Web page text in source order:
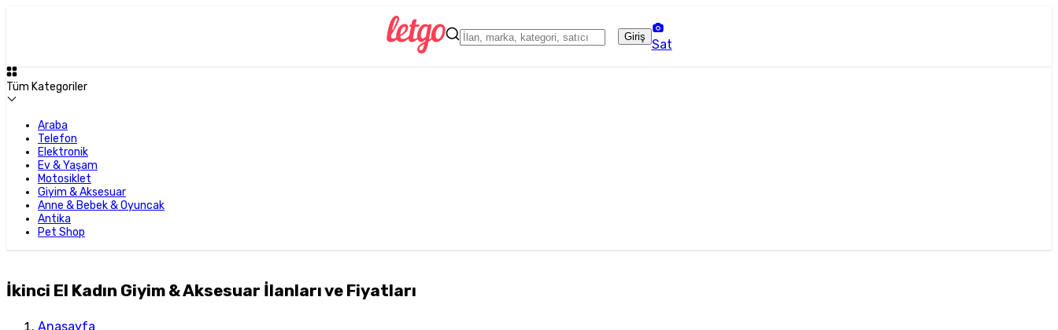
Giriş
Sat
Tüm Kategoriler
Araba
Telefon
Elektronik
Ev & Yaşam
Motosiklet
Giyim & Aksesuar
Anne & Bebek & Oyuncak
Antika
Pet Shop
İkinci El Kadın Giyim & Aksesuar İlanları ve Fiyatları
Anasayfa